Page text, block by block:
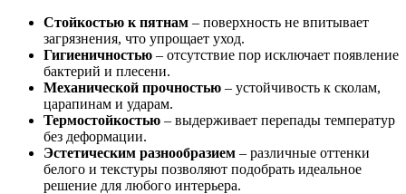
Стойкостью к пятнам – поверхность не впитывает
загрязнения, что упрощает уход.
Гигиеничностью – отсутствие пор исключает появление
бактерий и плесени.
Механической прочностью – устойчивость к сколам,
царапинам и ударам.
Термостойкостью – выдерживает перепады температур
без деформации.
Эстетическим разнообразием – различные оттенки
белого и текстуры позволяют подобрать идеальное
решение для любого интерьера.